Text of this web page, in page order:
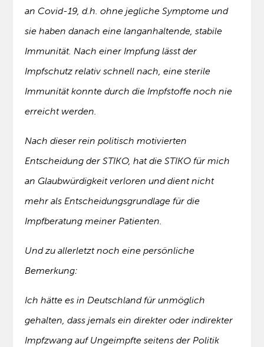
an Covid-19, d.h. ohne jegliche Symptome und
sie haben danach eine langanhaltende, stabile
Immunität. Nach einer Impfung lässt der
Impfschutz relativ schnell nach, eine sterile
Immunität konnte durch die Impfstoffe noch nie
erreicht werden.
Nach dieser rein politisch motivierten
Entscheidung der STIKO, hat die STIKO für mich
an Glaubwürdigkeit verloren und dient nicht
mehr als Entscheidungsgrundlage für die
Impfberatung meiner Patienten.
Und zu allerletzt noch eine persönliche
Bemerkung:
Ich hätte es in Deutschland für unmöglich
gehalten, dass jemals ein direkter oder indirekter
Impfzwang auf Ungeimpfte seitens der Politik